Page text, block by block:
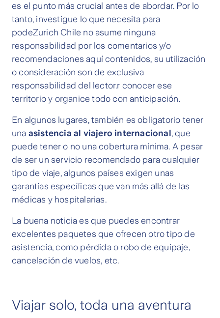
es el punto más crucial antes de abordar. Por lo
tanto, investigue lo que necesita para
podeZurich Chile no asume ninguna
responsabilidad por los comentarios y/o
recomendaciones aquí contenidos, su utilización
o consideración son de exclusiva
responsabilidad del lector.r conocer ese
territorio y organice todo con anticipación.
En algunos lugares, también es obligatorio tener
una asistencia al viajero internacional, que
puede tener o no una cobertura mínima. A pesar
de ser un servicio recomendado para cualquier
tipo de viaje, algunos países exigen unas
garantías específicas que van más allá de las
médicas y hospitalarias.
La buena noticia es que puedes encontrar
excelentes paquetes que ofrecen otro tipo de
asistencia, como pérdida o robo de equipaje,
cancelación de vuelos, etc.
Viajar solo, toda una aventura